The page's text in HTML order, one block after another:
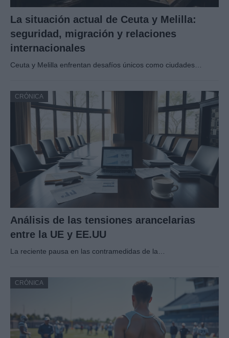
La situación actual de Ceuta y Melilla:
seguridad, migración y relaciones
internacionales
Ceuta y Melilla enfrentan desafíos únicos como ciudades…
CRÓNICA
Análisis de las tensiones arancelarias
entre la UE y EE.UU
La reciente pausa en las contramedidas de la…
CRÓNICA